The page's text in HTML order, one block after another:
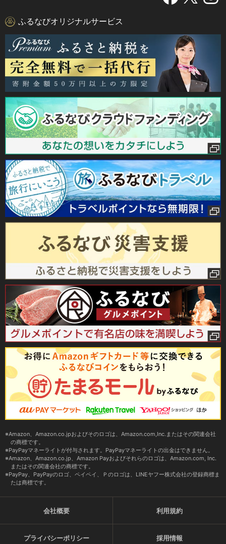
ふるなびオリジナルサービス
Amazon、Amazon.co.jpおよびそのロゴは、Amazon.com,Inc.またはその関連会社
の商標です。
PayPayマネーライトが付与されます。PayPayマネーライトの出金はできません。
Amazon、Amazon.co.jp、Amazon Payおよびそれらのロゴは、Amazon.com, Inc.
またはその関連会社の商標です。
PayPay、PayPayのロゴ、ペイペイ、Ｐのロゴは、LINEヤフー株式会社の登録商標ま
たは商標です。
会社概要 利用規約
プライバシーポリシー 採用情報